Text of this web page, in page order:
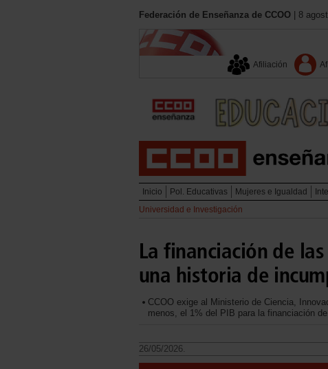
Federación de Enseñanza de CCOO | 8
Afiliación
Inicio Pol. Educativas Mujeres e Igualdad
Universidad e Investigación
La financiación de
una historia de
CCOO exige al Ministerio de Ciencia,
menos, el 1% del PIB para la financiación
26/05/2026.